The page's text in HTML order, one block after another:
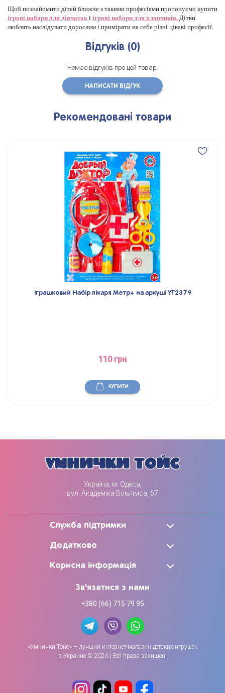
Щоб познайомити дітей ближче з такими професіями пропонуємо купити
ігрові набори для дівчатокі ігрові набори для хлопчиків. Дітки
люблять наслідувати дорослим і приміряти на себе різні цікаві професії.
Відгуків (0)
Немає відгуків про цей товар.
НАПИСАТИ ВІДГУК
Рекомендовані товари
Іграшковий Набір лікаря Метр+ на аркуші YT2379
110 грн
КУПИТИ
Україна, м. Одеса,
вул. Академіка Вільямса, 67
Служба підтримки
Додатково
Корисна інформація
Зв'язатися з нами
+380 (66) 715 79 95
«Умнички Тойс» – лучший интернет-магазин детских игрушек
в Украине © 2026 | Всі права захищені